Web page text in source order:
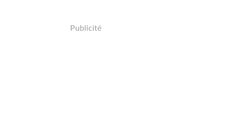
Publicité